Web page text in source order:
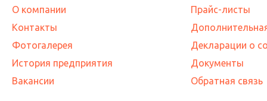
О компании
Контакты
Фотогалерея
История предприятия
Вакансии
Прайс-листы
Декларации о
Документы
Обратная связь